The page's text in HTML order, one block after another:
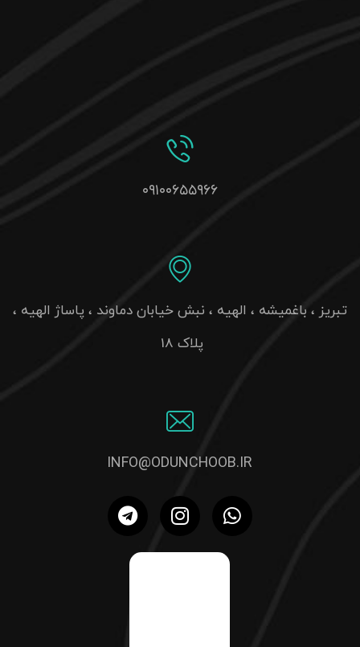
۰۹۱۰۰۶۵۵۹۶۶
تبریز ، باغمیشه ، الهیه ، نبش خیابان دماوند ، پاساژ الهیه ،
پلاک 18
INFO@ODUNCHOOB.IR